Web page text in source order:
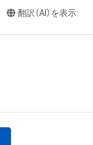
翻訳（AI）を表示